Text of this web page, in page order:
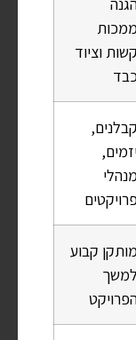
ממכות
קשות וציוד
כבד
קבלנים,
מנהלי
מותקן קבוע
למשך